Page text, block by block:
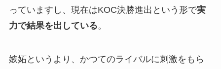
っていますし、現在はKOC決勝進出という形で実
力で結果を出している。
嫉妬というより、かつてのライバルに刺激をもら